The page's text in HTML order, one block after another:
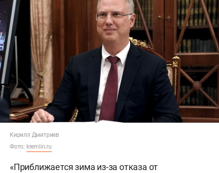
Кирилл Дмитриев
Фото: kremlin.ru
«Приближается зима из-за отказа от